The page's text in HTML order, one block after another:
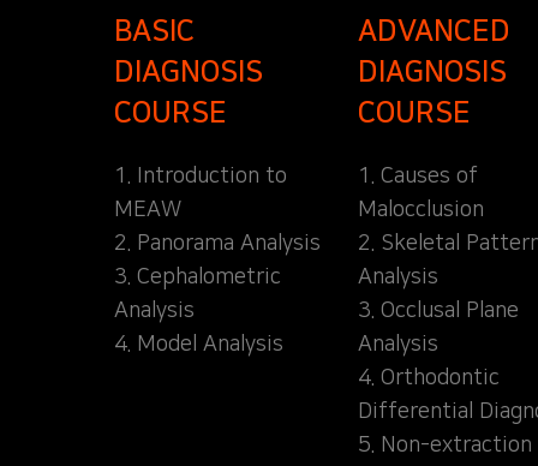
BASIC
DIAGNOSIS
COURSE
1. Introduction to
MEAW
2. Panorama Analysis
3. Cephalometric
Analysis
4. Model Analysis
ADVANCED
DIAGNOSIS
COURSE
1. Causes of
Malocclusion
2. Skeletal
Analysis
3. Occlusal Plane
Analysis
4. Orthodontic
Differential
5. Non-extraction